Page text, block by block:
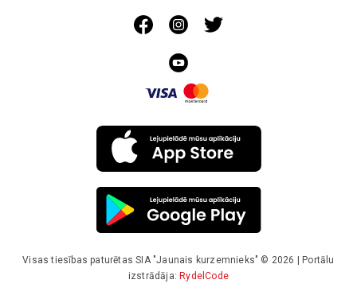
Visas tiesības paturētas SIA "Jaunais kurzemnieks" © 2026 | Portālu
izstrādāja: RydelCode